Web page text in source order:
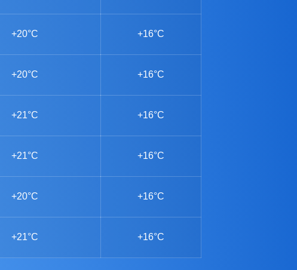
+20°C +16°C
+20°C +16°C
+21°C +16°C
+21°C +16°C
+20°C +16°C
+21°C +16°C